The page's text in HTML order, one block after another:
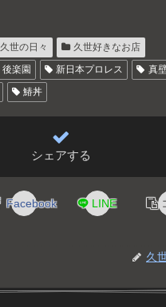
久世の日々
久世好きなお店
後楽園 新日本プロレス
真
鰆丼
シェアする
Facebook LINE
久